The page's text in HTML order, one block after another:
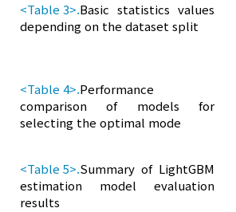
<Table 3>.Basic statistics values
depending on the dataset split
<Table 4>.Performance
comparison of models for
selecting the optimal mode
<Table 5>.Summary of LightGBM
estimation model evaluation
results